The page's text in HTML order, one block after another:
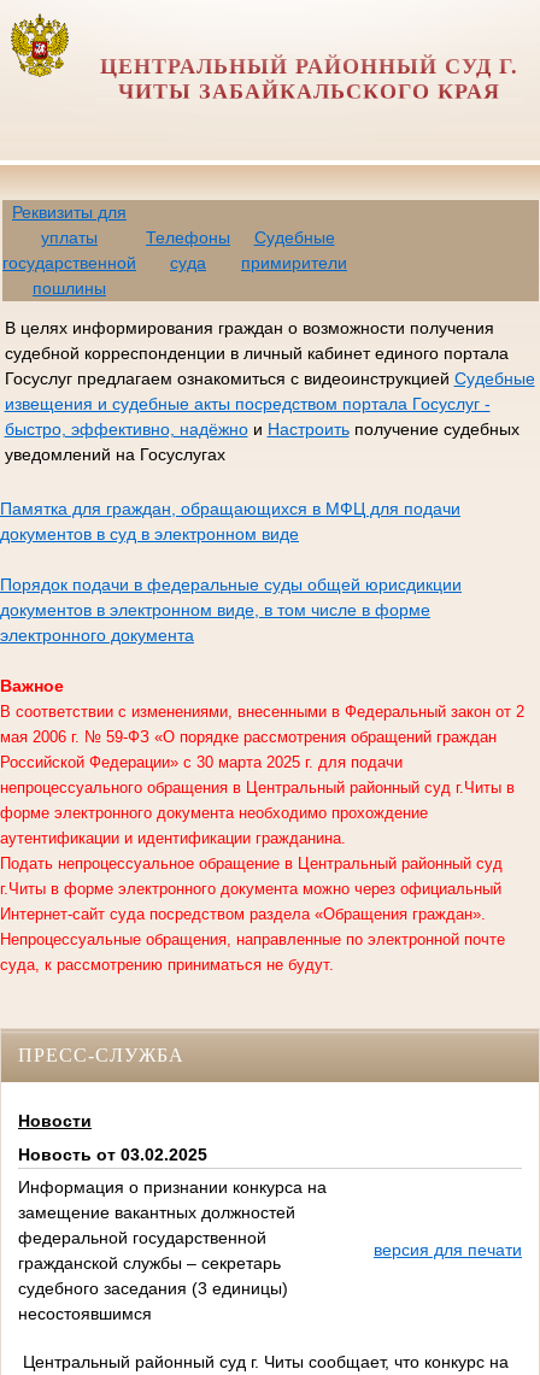
ЦЕНТРАЛЬНЫЙ РАЙОННЫЙ СУД Г.
ЧИТЫ ЗАБАЙКАЛЬСКОГО КРАЯ
Реквизиты для
уплаты
государственной
пошлины
Телефоны
суда
Судебные
примирители
В целях информирования граждан о возможности получения
судебной корреспонденции в личный кабинет единого портала
Госуслуг предлагаем ознакомиться с видеоинструкцией Судебные
извещения и судебные акты посредством портала Госуслуг -
быстро, эффективно, надёжнои Настроитьполучение судебных
уведомлений на Госуслугах
Памятка для граждан, обращающихся в МФЦ для подачи
документов в суд в электронном виде
Порядок подачи в федеральные суды общей юрисдикции
документов в электронном виде, в том числе в форме
электронного документа
Важное
В соответствии с изменениями, внесенными в Федеральный закон от 2
мая 2006 г. № 59-ФЗ «О порядке рассмотрения обращений граждан
Российской Федерации» с 30 марта 2025 г. для подачи
непроцессуального обращения в Центральный районный суд г.Читы в
форме электронного документа необходимо прохождение
аутентификации и идентификации гражданина.
Подать непроцессуальное обращение в Центральный районный суд
г.Читы в форме электронного документа можно через официальный
Интернет-сайт суда посредством раздела «Обращения граждан».
Непроцессуальные обращения, направленные по электронной почте
суда, к рассмотрению приниматься не будут.
ПРЕСС-СЛУЖБА
Новости
Новость от 03.02.2025
Информация о признании конкурса на
замещение вакантных должностей
федеральной государственной
гражданской службы – секретарь
судебного заседания (3 единицы)
несостоявшимся
версия для печати
Центральный районный суд г. Читы сообщает, что конкурс на